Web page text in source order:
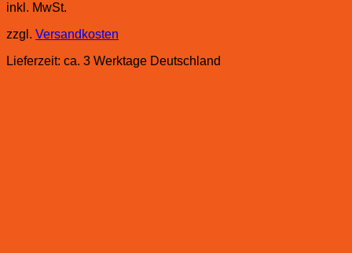
inkl. MwSt.
zzgl. Versandkosten
Lieferzeit: ca. 3 Werktage Deutschland